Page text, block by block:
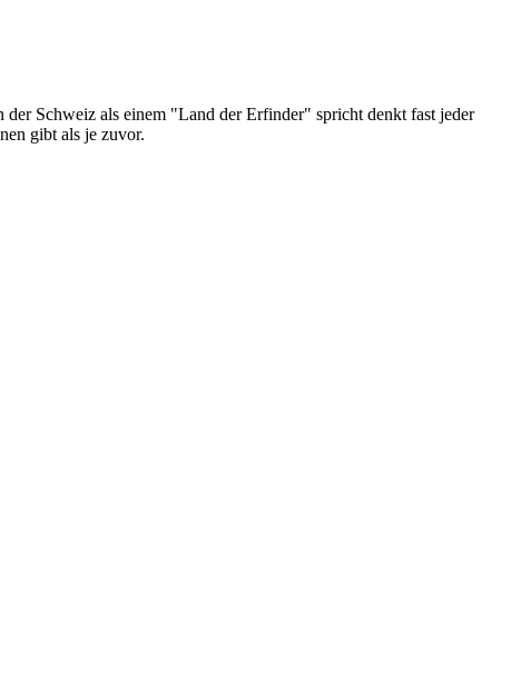
Schweiz als einem "Land der Erfinder" spricht denkt fast jeder
gibt als je zuvor.